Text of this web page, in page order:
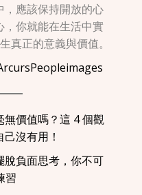
，應該保持開放的心
你就能在生活中實
真正的意義與價值。
無價值嗎？這 4 個觀
沒有用！
脫負面思考，你不可
習